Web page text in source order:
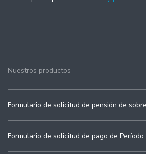
Nuestros productos
Formulario de solicitud de pensión de
Formulario de solicitud de pago de